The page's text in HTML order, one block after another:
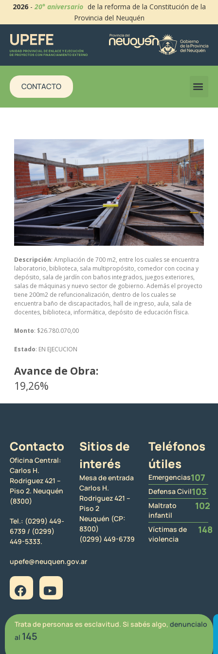
2026-20° aniversario de la reforma de la Constitución de la
Provincia del Neuquén
CONTACTO
Descripción: Ampliación de 700 m2, entre los cuales se encuentra
laboratorio, biblioteca, sala multipropósito, comedor con cocina y
depósito, sala de jardín con baños integrados, juegos exteriores,
salas de máquinas y nuevo sector de gobierno. Además el proyecto
tiene 200m2 de refuncionalización, dentro de los cuales se
encuentra baño de discapacitados, hall de ingreso, aula, sala de
docentes, biblioteca, informática, depósito de educación física.
Monto: $26.780.070,00
Estado: EN EJECUCION
Avance de Obra:
19,26%
Contacto
Oficina Central:
Carlos H.
Rodriguez 421 –
Piso 2. Neuquén
(8300)
Tel.: (0299) 449-
6739 / (0299)
449-5333.
upefe@neuquen.gov.ar
Sitios de
interés
Mesa de entrada
Carlos H.
Rodriguez 421 –
Piso 2
Neuquén (CP:
8300)
(0299) 449-6739
Teléfonos
útiles
Emergencias107
Defensa Civil103
Maltrato
infantil
102
Víctimas de
violencia
148
Trata de personas es esclavitud. Si sabés algo, denuncialo
al 145